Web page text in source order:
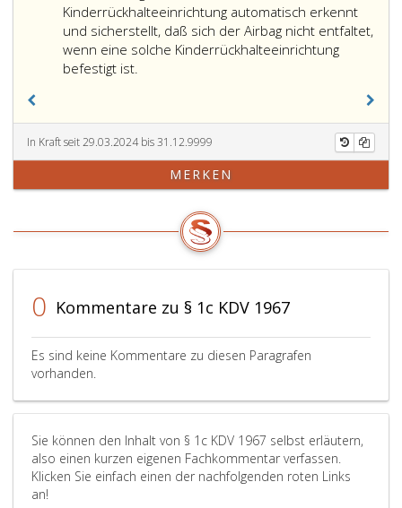
Kinderrückhalteeinrichtung automatisch erkennt
und sicherstellt, daß sich der Airbag nicht entfaltet,
wenn eine solche Kinderrückhalteeinrichtung
befestigt ist.
In Kraft seit 29.03.2024 bis 31.12.9999
MERKEN
0 Kommentare zu § 1c KDV 1967
Es sind keine Kommentare zu diesen Paragrafen
vorhanden.
Sie können den Inhalt von § 1c KDV 1967 selbst erläutern,
also einen kurzen eigenen Fachkommentar verfassen.
Klicken Sie einfach einen der nachfolgenden roten Links
an!